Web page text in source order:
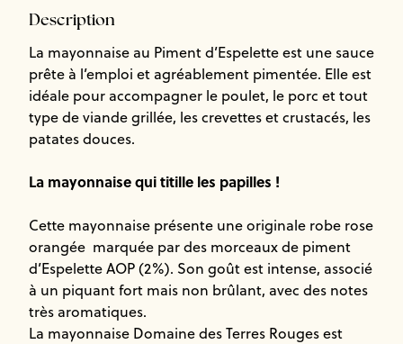
Description
La mayonnaise au Piment d’Espelette est une sauce
prête à l’emploi et agréablement pimentée. Elle est
idéale pour accompagner le poulet, le porc et tout
type de viande grillée, les crevettes et crustacés, les
patates douces.
La mayonnaise qui titille les papilles !
Cette mayonnaise présente une originale robe rose
orangée marquée par des morceaux de piment
d’Espelette AOP (2%). Son goût est intense, associé
à un piquant fort mais non brûlant, avec des notes
très aromatiques.
La mayonnaise Domaine des Terres Rouges est